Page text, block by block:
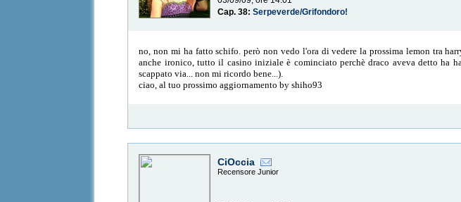
Cap. 38:Serpeverde/Grifondoro!
no, non mi ha fatto schifo. però non vedo l'ora di vedere la prossima lemon tra
anche ironico, tutto il casino iniziale è cominciato perchè draco aveva detto ha
scappato via... non mi ricordo bene...).
ciao, al tuo prossimo aggiornamento by shiho93
CiOccia
Recensore Junior